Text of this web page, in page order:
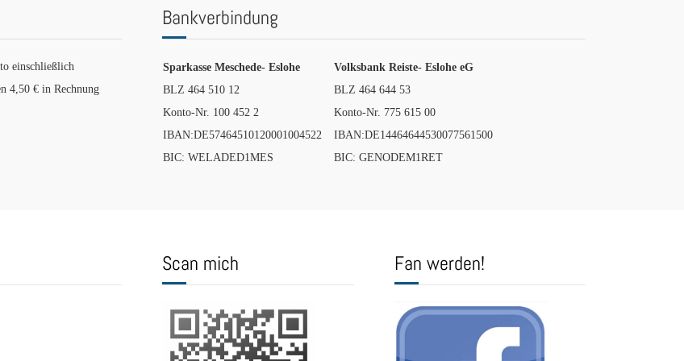
einschließlich
4,50 € in Rechnung
Bankverbindung
Sparkasse Meschede- Eslohe
BLZ 464 510 12
Konto-Nr. 100 452 2
IBAN:DE57464510120001004522
BIC: WELADED1MES
Volksbank Reiste- Eslohe eG
BLZ 464 644 53
Konto-Nr. 775 615 00
IBAN:DE14464644530077561500
BIC: GENODEM1RET
Scan mich Fan werden!